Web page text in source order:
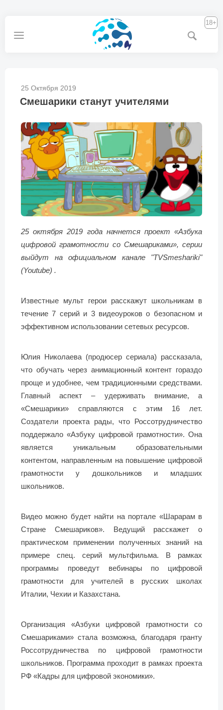
18+
25 Октября 2019
Смешарики станут учителями
25 октября 2019 года начнется проект «Азбука
цифровой грамотности со Смешариками», серии
выйдут на официальном канале "TVSmeshariki"
(Youtube) .
Известные мульт герои расскажут школьникам в
течение 7 серий и 3 видеоуроков о безопасном и
эффективном использовании сетевых ресурсов.
Юлия Николаева (продюсер сериала) рассказала,
что обучать через анимационный контент гораздо
проще и удобнее, чем традиционными средствами.
Главный аспект – удерживать внимание, а
«Смешарики» справляются с этим 16 лет.
Создатели проекта рады, что Россотрудничество
поддержало «Азбуку цифровой грамотности». Она
является уникальным образовательными
контентом, направленным на повышение цифровой
грамотности у дошкольников и младших
школьников.
Видео можно будет найти на портале «Шарарам в
Стране Смешариков». Ведущий расскажет о
практическом применении полученных знаний на
примере спец. серий мультфильма. В рамках
программы проведут вебинары по цифровой
грамотности для учителей в русских школах
Италии, Чехии и Казахстана.
Организация «Азбуки цифровой грамотности со
Смешариками» стала возможна, благодаря гранту
Россотрудничества по цифровой грамотности
школьников. Программа проходит в рамках проекта
РФ «Кадры для цифровой экономики».